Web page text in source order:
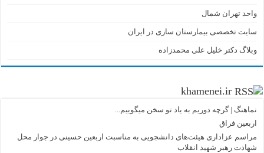
واحد تهران شمال
سایت تخصصی بیمارستان سازی در ایران
وبلاگ دکتر خلیل علی محمدزاده
khamenei.ir
نماهنگ |‌ گرچه دوریم به یاد تو سخن میگوییم...
اربعین فراق
مراسم عزاداری هیئت‌های دانشجویی به مناسبت اربعین حسینی در جوار محل
شهادت رهبر شهید انقلاب